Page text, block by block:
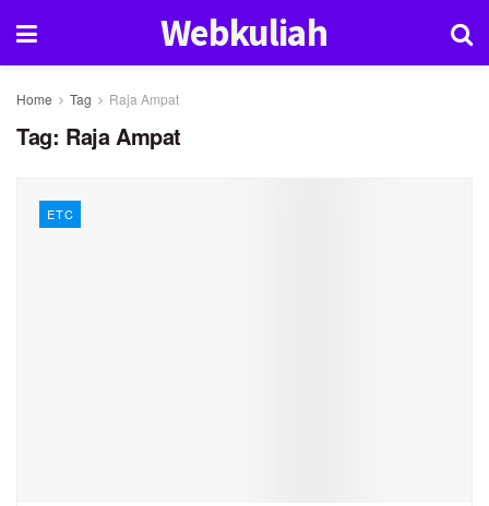
Webkuliah
Home Tag Raja Ampat
Tag: Raja Ampat
ETC